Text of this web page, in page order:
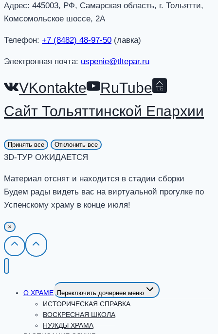
Адрес: 445003, РФ, Самарская область, г. Тольятти,
Комсомольское шоссе, 2А
Телефон: +7 (8482) 48-97-50 (лавка)
Электронная почта: uspenie@tltepar.ru
VKontakte
RuTube
Сайт Тольяттинской Епархии
Принять все Отклонить все
3D-ТУР ОЖИДАЕТСЯ
Материал отснят и находится в стадии сборки
Будем рады видеть вас на виртуальной прогулке по
Успенскому храму в конце июля!
×
О ХРАМЕ Переключить дочернее меню
ИСТОРИЧЕСКАЯ СПРАВКА
ВОСКРЕСНАЯ ШКОЛА
НУЖДЫ ХРАМА